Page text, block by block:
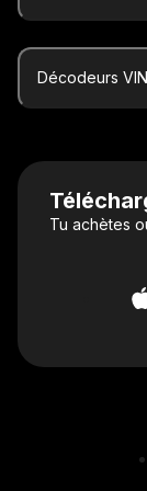
Décodeurs
Tu achètes